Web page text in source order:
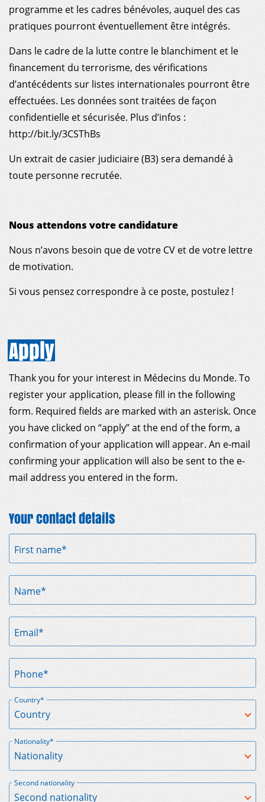
programme et les cadres bénévoles, auquel des cas
pratiques pourront éventuellement être intégrés.
Dans le cadre de la lutte contre le blanchiment et le
financement du terrorisme, des vérifications
d’antécédents sur listes internationales pourront être
effectuées. Les données sont traitées de façon
confidentielle et sécurisée. Plus d’infos :
http://bit.ly/3CSThBs
Un extrait de casier judiciaire (B3) sera demandé à
toute personne recrutée.
Nous attendons votre candidature
Nous n’avons besoin que de votre CV et de votre lettre
de motivation.
Si vous pensez correspondre à ce poste, postulez !
Apply
Thank you for your interest in Médecins du Monde. To
register your application, please fill in the following
form. Required fields are marked with an asterisk. Once
you have clicked on “apply” at the end of the form, a
confirmation of your application will appear. An e-mail
confirming your application will also be sent to the e-
mail address you entered in the form.
Your contact details
First name*
Name*
Email*
Phone*
Country*
Nationality*
Second nationality